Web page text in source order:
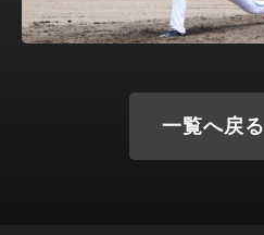
一覧へ戻る